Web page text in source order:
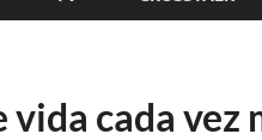
vida cada vez